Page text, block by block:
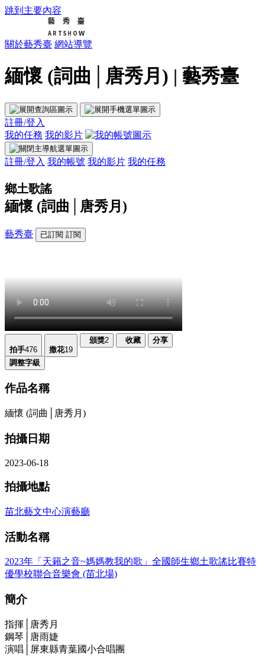
跳到主要內容
關於藝秀臺 網站導覽
緬懷 (詞曲│唐秀月) | 藝秀臺
註冊/登入
我的任務 我的影片
註冊/登入 我的帳號 我的影片 我的任務
鄉土歌謠
緬懷 (詞曲│唐秀月)
藝秀臺 已訂閱 訂閱
拍手476 撒花19
頒獎2 收藏 分享
調整字級
作品名稱
緬懷 (詞曲│唐秀月)
拍攝日期
2023-06-18
拍攝地點
苗北藝文中心演藝廳
活動名稱
2023年「天籟之音~媽媽教我的歌」全國師生鄉土歌謠比賽特
優學校聯合音樂會 (苗北場)
簡介
指揮│唐秀月
鋼琴│唐雨婕
演唱│屏東縣青葉國小合唱團